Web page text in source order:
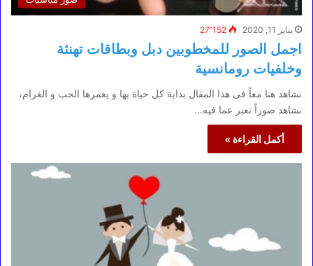
يناير 11, 2020 27٬152
اجمل الصور للمخطوبين دبل وبطاقات تهنئة
وخلفيات رومانسية
نشاهد هنا معاً فى هذا المقال بداية كل حياة بها و يغمرها الحب و الغرام،
نشاهد صوراً تعبر عما فيه…
أكمل القراءة »